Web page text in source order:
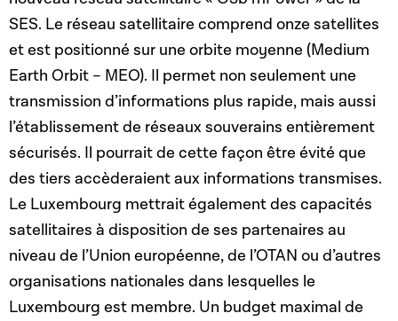
SES. Le réseau satellitaire comprend onze satellites
et est positionné sur une orbite moyenne (Medium
Earth Orbit – MEO). Il permet non seulement une
transmission d’informations plus rapide, mais aussi
l’établissement de réseaux souverains entièrement
sécurisés. Il pourrait de cette façon être évité que
des tiers accèderaient aux informations transmises.
Le Luxembourg mettrait également des capacités
satellitaires à disposition de ses partenaires au
niveau de l’Union européenne, de l’OTAN ou d’autres
organisations nationales dans lesquelles le
Luxembourg est membre. Un budget maximal de